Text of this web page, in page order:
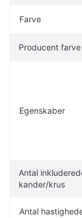
Farve
Producent farve
Egenskaber
Antal
kander/krus
Antal